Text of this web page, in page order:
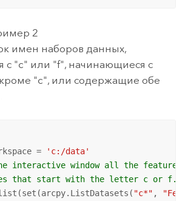
2
имен наборов данных,
с "c" или "f", начинающиеся с
"c", или содержащие обе
=
'c:/data'
interactive window all the feature
that start with the letter c or f.
"c*" ,